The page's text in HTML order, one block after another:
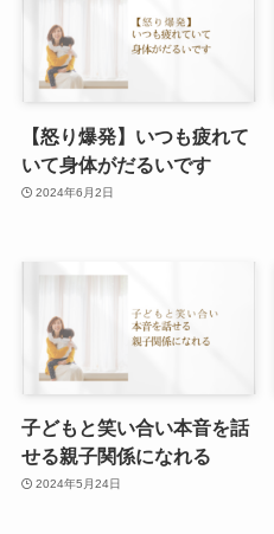
【怒り爆発】いつも疲れて
いて身体がだるいです
2024年6月2日
子どもと笑い合い本音を話
せる親子関係になれる
2024年5月24日